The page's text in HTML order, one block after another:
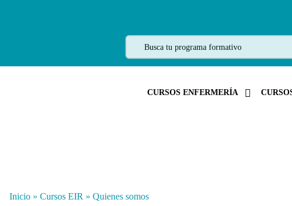
CURSOS ENFERMERÍA
Inicio » Cursos EIR » Quienes somos